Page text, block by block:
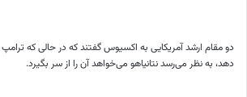
دو مقام ارشد آمریکایی به اکسیوس گفتند که در حالی که
دهد، به نظر می‌رسد نتانیاهو می‌خواهد آن را از سر بگیرد.